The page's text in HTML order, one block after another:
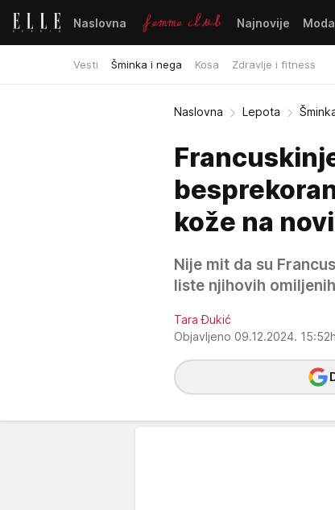
Naslovna Najnovije Moda
Vesti Šminka i nega Kosa Zdravlje i fitness
Naslovna Lepota
kože na
Nije mit da su
liste njihovih
Tara Đukić
Objavljeno 09.12.2024. 15:52h